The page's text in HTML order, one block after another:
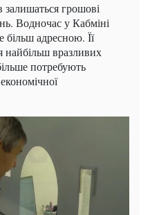
грошові
Водночас у Кабміні
адресною. Її
вразливих
потребують